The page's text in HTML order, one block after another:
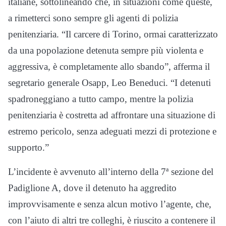
a rimetterci sono sempre gli agenti di polizia
penitenziaria. “Il carcere di Torino, ormai caratterizzato
da una popolazione detenuta sempre più violenta e
aggressiva, è completamente allo sbando”, afferma il
segretario generale Osapp, Leo Beneduci. “I detenuti
spadroneggiano a tutto campo, mentre la polizia
penitenziaria è costretta ad affrontare una situazione di
estremo pericolo, senza adeguati mezzi di protezione e
supporto.”
L’incidente è avvenuto all’interno della 7ª sezione del
Padiglione A, dove il detenuto ha aggredito
improvvisamente e senza alcun motivo l’agente, che,
con l’aiuto di altri tre colleghi, è riuscito a contenere il